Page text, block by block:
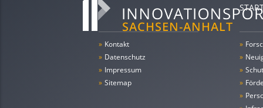
» Kontakt
» Datenschutz
» Impressum
» Sitemap
»
»
»
»
»